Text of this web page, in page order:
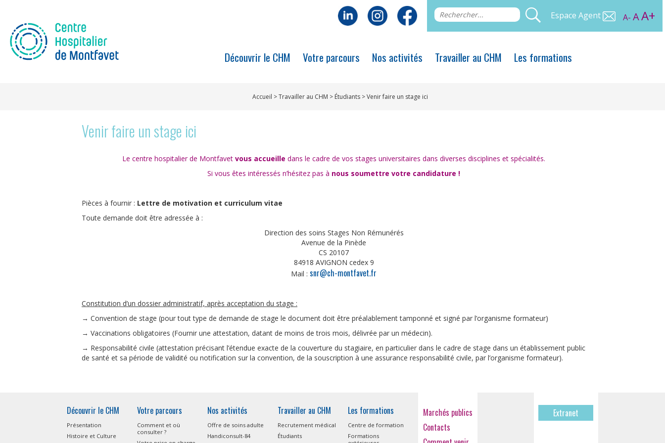
Espace Agent A- AA+
Découvrir le CHM Votre parcours Nos activités Travailler au CHM Les formations
Accueil >Travailler au CHM > Étudiants>Venir faire un stage ici
Venir faire un stage ici
Le centre hospitalier de Montfavet vous accueille dans le cadre de vos stages universitaires dans diverses disciplines et spécialités.
Si vous êtes intéressés n’hésitez pas à nous soumettre votre candidature !
Pièces à fournir : Lettre de motivation et curriculum vitae
Toute demande doit être adressée à :
Direction des soins Stages Non Rémunérés
Avenue de la Pinède
CS 20107
84918 AVIGNON cedex 9
Mail : snr@ch-montfavet.fr
Constitution d’un dossier administratif, après acceptation du stage :
→ Convention de stage (pour tout type de demande de stage le document doit être préalablement tamponné et signé par l’organisme formateur)
→ Vaccinations obligatoires (Fournir une attestation, datant de moins de trois mois, délivrée par un médecin).
→ Responsabilité civile (attestation précisant l’étendue exacte de la couverture du stagiaire, en particulier dans le cadre de stage dans un établissement public
de santé et sa période de validité ou notification sur la convention, de la souscription à une assurance responsabilité civile, par l’organisme formateur).
Découvrir le CHM
Présentation
Histoire et Culture
Votre parcours
Comment et où
consulter ?
Nos activités
Offre de soins adulte
Handiconsult-84
Travailler au CHM
Recrutement médical
Étudiants
Les formations
Centre de formation
Formations
Marchés publics
Contacts
Extranet